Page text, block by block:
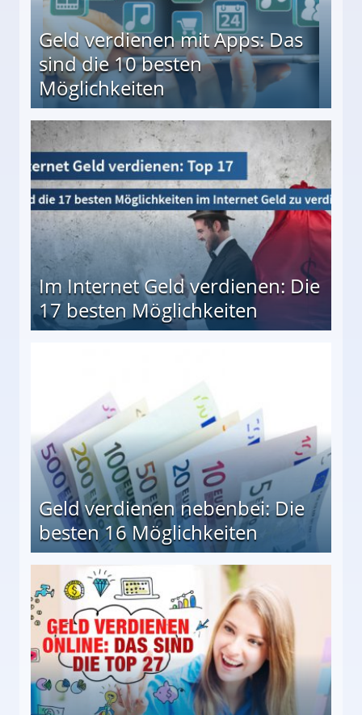
Geld verdienen mit Apps: Das
sind die 10 besten
Möglichkeiten
besten Möglichkeiten
Im Internet Geld verdienen: Die
17 besten Möglichkeiten
Geld verdienen nebenbei: Die
besten 16 Möglichkeiten